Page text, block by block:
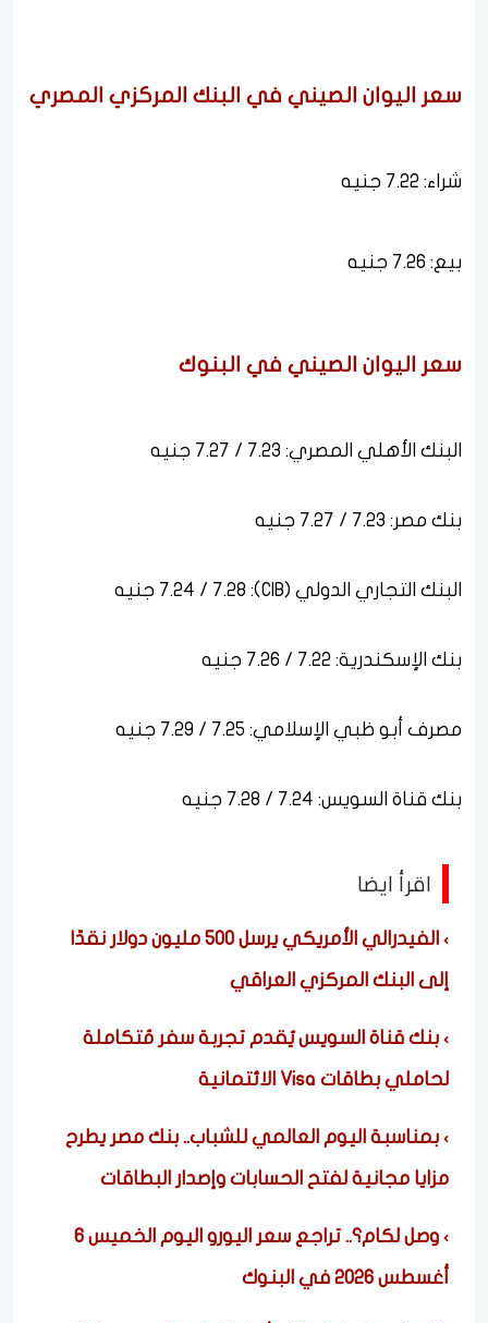
سعر اليوان الصيني في البنك المركزي المصري
شراء: 7.22 جنيه
بيع: 7.26 جنيه
سعر اليوان الصيني في البنوك
البنك الأهلي المصري: 7.23 / 7.27 جنيه
بنك مصر: 7.23 / 7.27 جنيه
البنك التجاري الدولي (CIB): 7.24 / 7.28 جنيه
بنك الإسكندرية: 7.22 / 7.26 جنيه
مصرف أبو ظبي الإسلامي: 7.25 / 7.29 جنيه
بنك قناة السويس: 7.24 / 7.28 جنيه
اقرأ ايضا
الفيدرالي الأمريكي يرسل 500 مليون دولار نقدًا
إلى البنك المركزي العراقي
بنك قناة السويس يُقدم تجربة سفر مُتكاملة
لحاملي بطاقات Visa الائتمانية
بمناسبة اليوم العالمي للشباب.. بنك مصر يطرح
مزايا مجانية لفتح الحسابات وإصدار البطاقات
وصل لكام؟.. تراجع سعر اليورو اليوم الخميس 6
أغسطس 2026 في البنوك